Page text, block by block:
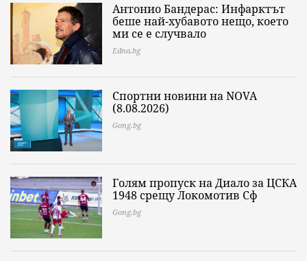
Антонио Бандерас: Инфарктът
беше най-хубавото нещо, което
ми се е случвало
Edna.bg
Спортни новини на NOVA
(8.08.2026)
Gong.bg
Голям пропуск на Диало за ЦСКА
1948 срещу Локомотив Сф
Gong.bg